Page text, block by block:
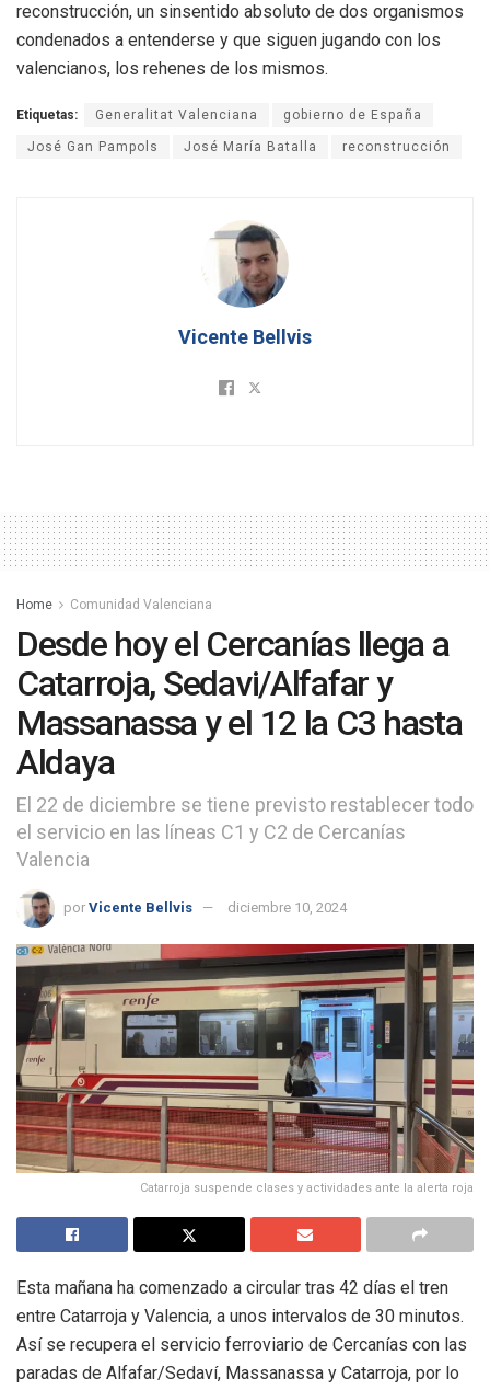
reconstrucción, un sinsentido absoluto de dos organismos
condenados a entenderse y que siguen jugando con los
valencianos, los rehenes de los mismos.
Etiquetas: Generalitat Valenciana gobierno de España
José Gan Pampols José María Batalla reconstrucción
Vicente Bellvis
Home Comunidad Valenciana
Desde hoy el Cercanías llega a
Catarroja, Sedavi/Alfafar y
Massanassa y el 12 la C3 hasta
Aldaya
El 22 de diciembre se tiene previsto restablecer todo
el servicio en las líneas C1 y C2 de Cercanías
Valencia
por Vicente Bellvis diciembre 10, 2024
Catarroja suspende clases y actividades ante la alerta roja
Esta mañana ha comenzado a circular tras 42 días el tren
entre Catarroja y Valencia, a unos intervalos de 30 minutos.
Así se recupera el servicio ferroviario de Cercanías con las
paradas de Alfafar/Sedaví, Massanassa y Catarroja, por lo